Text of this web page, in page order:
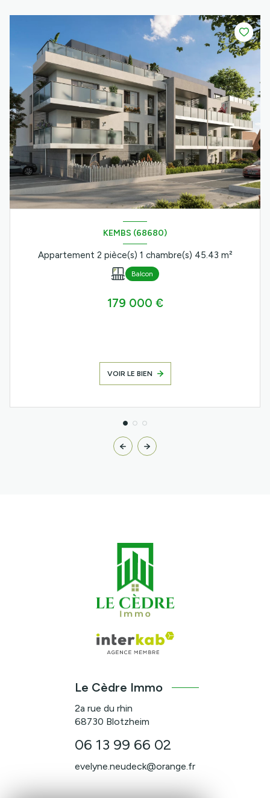
KEMBS (68680)
Appartement 2 pièce(s) 1 chambre(s) 45.43 m²
Balcon
179 000 €
VOIR LE BIEN
Le Cèdre Immo
2a rue du rhin
68730 Blotzheim
06 13 99 66 02
evelyne.neudeck@orange.fr